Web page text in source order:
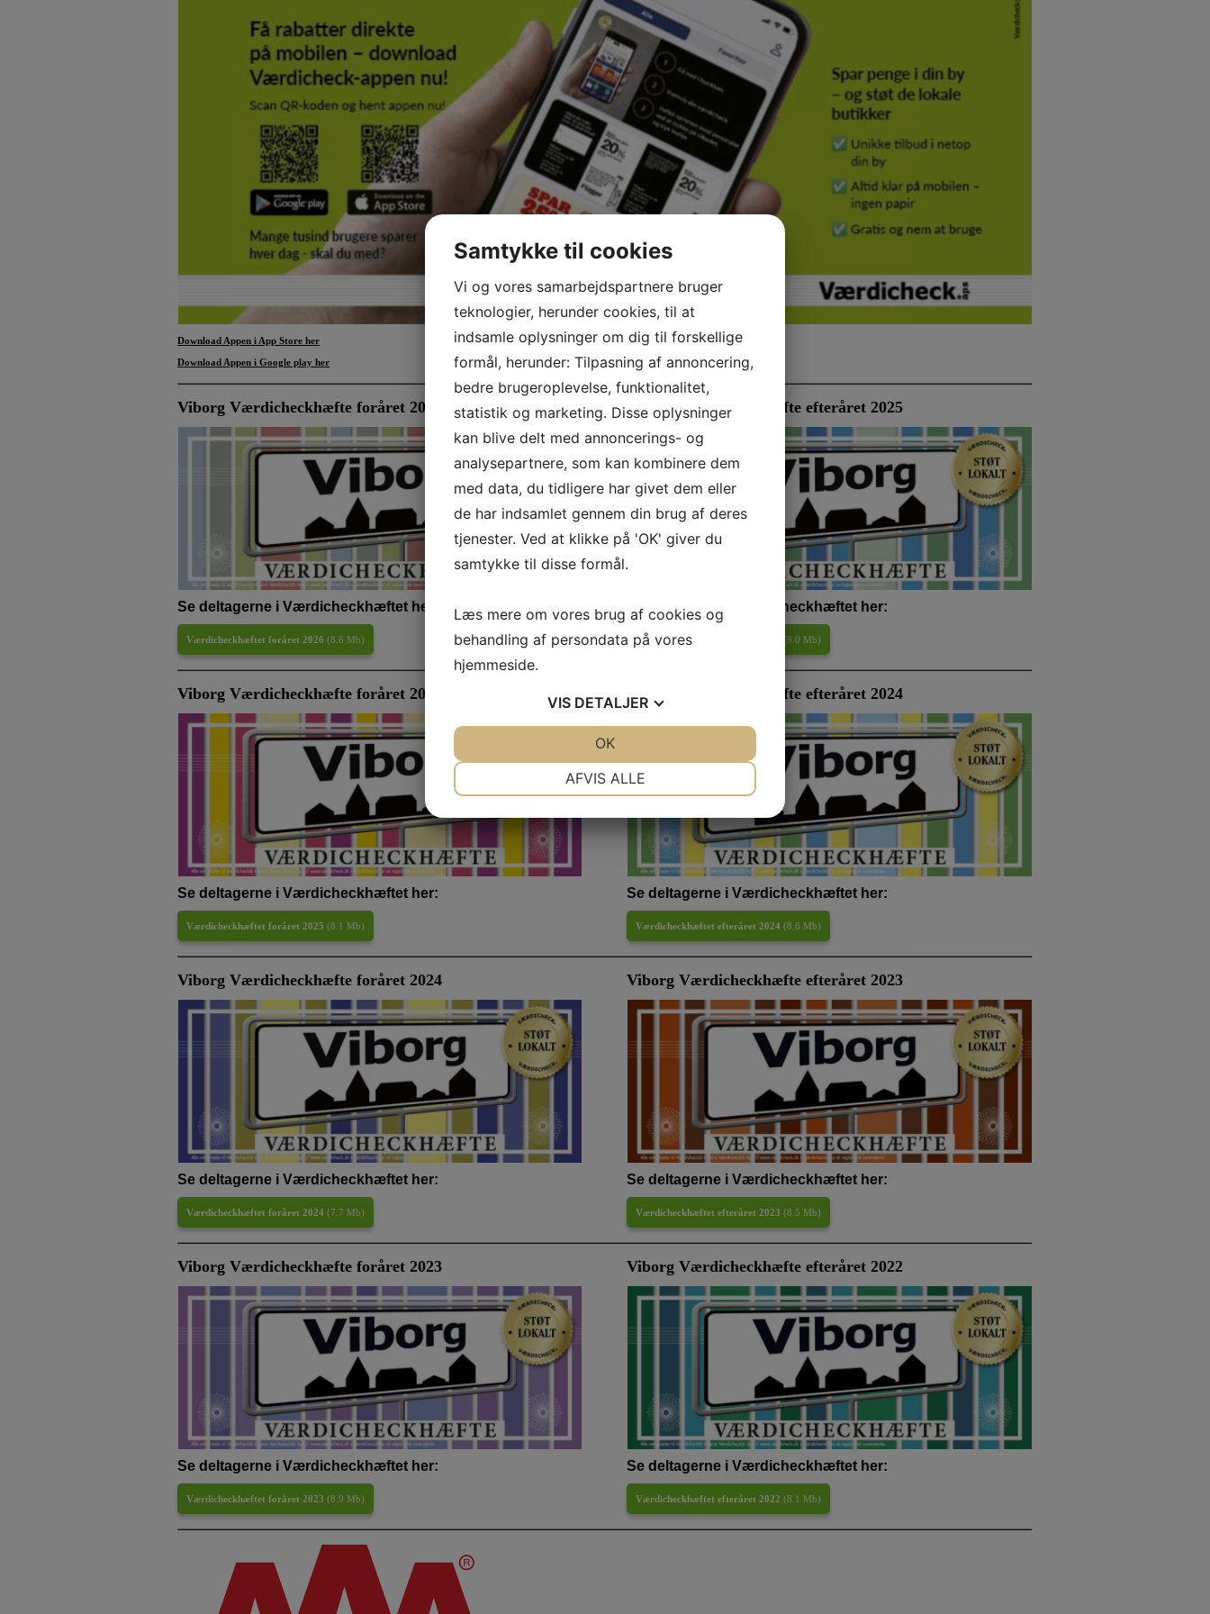
Download Appen i App Store her
Download Appen i Google play her
Viborg Værdicheckhæfte foråret 2026
Se deltagerne i Værdicheckhæftet her:
Værdicheckhæftet foråret 2026 (8.6 Mb)
Viborg Værdicheckhæfte efteråret 2025
Se deltagerne i Værdicheckhæftet her:
Værdicheckhæftet efteråret 2025 (9.0 Mb)
Viborg Værdicheckhæfte foråret 2025
Se deltagerne i Værdicheckhæftet her:
Værdicheckhæftet foråret 2025 (8.1 Mb)
Viborg Værdicheckhæfte efteråret 2024
Se deltagerne i Værdicheckhæftet her:
Værdicheckhæftet efteråret 2024 (8.6 Mb)
Viborg Værdicheckhæfte foråret 2024
Se deltagerne i Værdicheckhæftet her:
Værdicheckhæftet foråret 2024 (7.7 Mb)
Viborg Værdicheckhæfte efteråret 2023
Se deltagerne i Værdicheckhæftet her:
Værdicheckhæftet efteråret 2023 (8.5 Mb)
Viborg Værdicheckhæfte foråret 2023
Se deltagerne i Værdicheckhæftet her:
Værdicheckhæftet foråret 2023 (8.9 Mb)
Viborg Værdicheckhæfte efteråret 2022
Se deltagerne i Værdicheckhæftet her:
Værdicheckhæftet efteråret 2022 (8.1 Mb)
Samtykke til cookies
Vi og vores samarbejdspartnere bruger
teknologier, herunder cookies, til at
indsamle oplysninger om dig til forskellige
formål, herunder: Tilpasning af annoncering,
bedre brugeroplevelse, funktionalitet,
statistik og marketing. Disse oplysninger
kan blive delt med annoncerings- og
analysepartnere, som kan kombinere dem
med data, du tidligere har givet dem eller
de har indsamlet gennem din brug af deres
tjenester. Ved at klikke på 'OK' giver du
samtykke til disse formål.
Læs mere om vores brug af cookies og
behandling af persondata på vores
hjemmeside.
VIS DETALJER
MARKETING STATISTIK
AFVIS ALLE
OK